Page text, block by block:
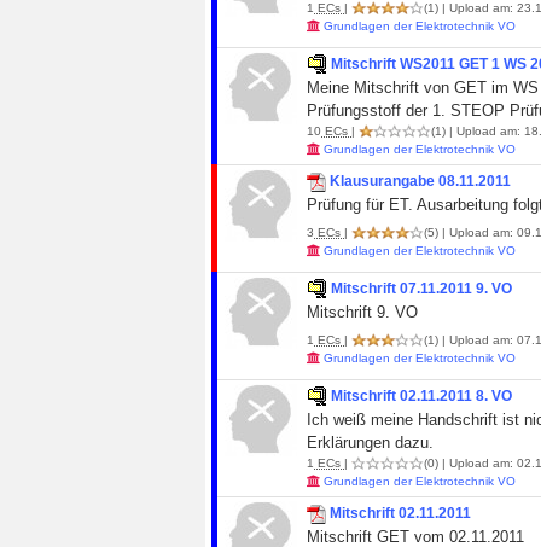
1 ECs | (1) | Upload am:
Grundlagen der Elektrotechnik VO
Mitschrift WS2011 GET 1 WS
Meine Mitschrift von GET im
Prüfungsstoff der 1. STEOP
10 ECs | (1) | Upload am:
Grundlagen der Elektrotechnik VO
Klausurangabe 08.11.2011
Prüfung für ET. Ausarbeitung
3 ECs | (5) | Upload am:
Grundlagen der Elektrotechnik VO
Mitschrift 07.11.2011 9. VO
Mitschrift 9. VO
1 ECs | (1) | Upload am:
Grundlagen der Elektrotechnik VO
Mitschrift 02.11.2011 8. VO
Ich weiß meine Handschrift ist
Erklärungen dazu.
1 ECs | (0) | Upload am:
Grundlagen der Elektrotechnik VO
Mitschrift 02.11.2011
Mitschrift GET vom 02.11.2011